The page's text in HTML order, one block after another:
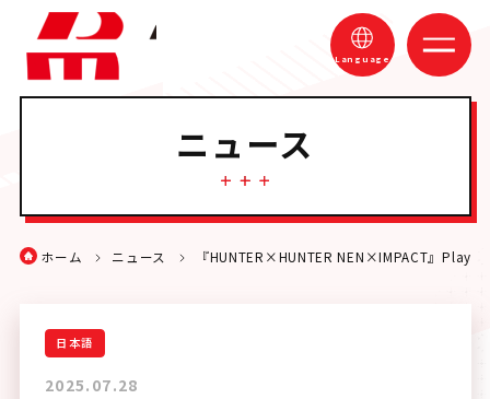
ホーム
ゲーム
Language
ニュース
ホーム ニュース 『HUNTER×HUNTER NEN×IMPACT』
日本語
2025.07.28